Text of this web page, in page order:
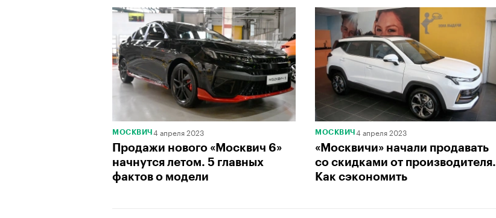
МОСКВИЧ 4 апреля 2023
Продажи нового «Москвич 6»
начнутся летом. 5 главных
фактов о модели
МОСКВИЧ 4 апреля 2023
«Москвичи» начали продавать
со скидками от производителя.
Как сэкономить